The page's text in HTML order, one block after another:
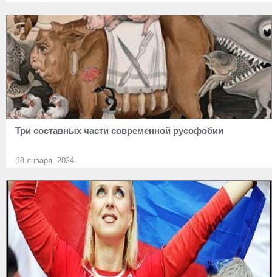
Три составных части современной русофобии
18 января, 2024